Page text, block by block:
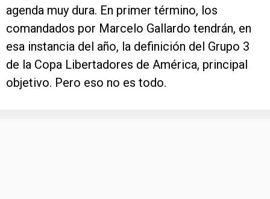
agenda muy dura. En primer término, los
comandados por Marcelo Gallardo tendrán, en
esa instancia del año, la definición del Grupo 3
de la Copa Libertadores de América, principal
objetivo. Pero eso no es todo.